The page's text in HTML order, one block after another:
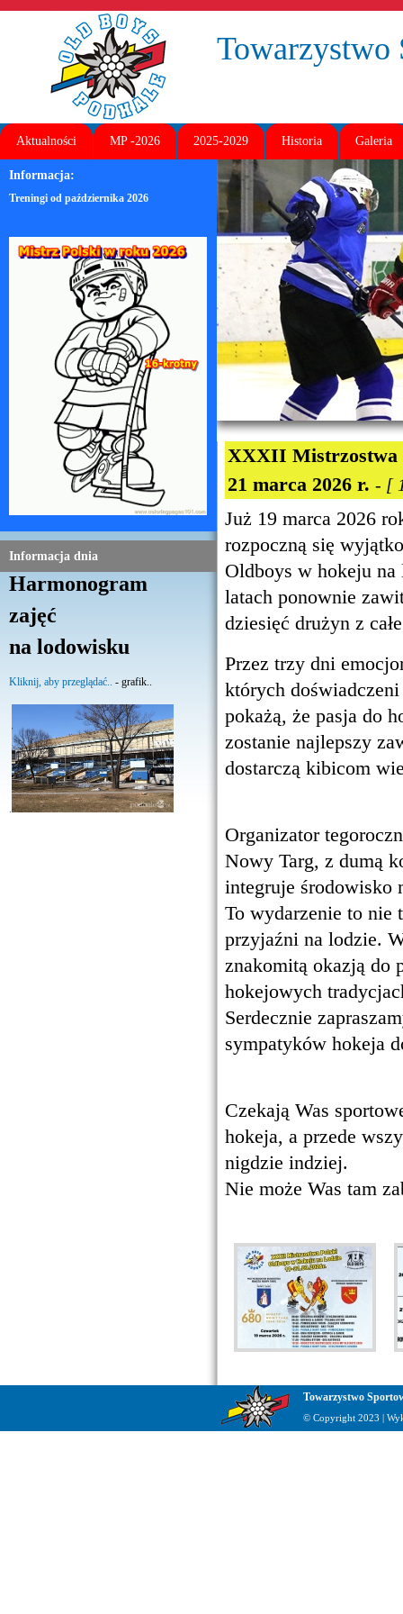
Aktualności MP -2026 2025-2029 Historia Galeria
Informacja:
Treningi od października 2026
Informacja dnia
Harmonogram
zajęć
na lodowisku
Kliknij, aby przeglądać.. - grafik..
.
XXXII Mistrzostwa
21 marca 2026 r. - [
Już 19 marca 2026
rozpoczną się
Oldboys w hokeju
latach ponownie
dziesięć drużyn z
Przez trzy dni
których
pokażą, że pasja do
zostanie najlepszy
dostarczą kibicom
Organizator
Nowy Targ, z dumą
integruje środowisko
To wydarzenie to
przyjaźni na lodzie.
znakomitą okazją do
hokejowych
Serdecznie
sympatyków hokeja
Czekają Was
hokeja, a przede
nigdzie indziej.
Nie może Was tam
Towarzystwo
© Copyright 2023 |